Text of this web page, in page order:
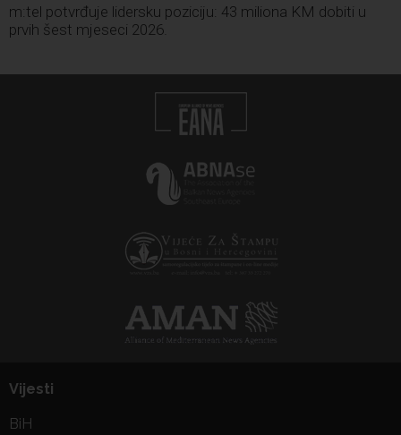
m:tel potvrđuje lidersku poziciju: 43 miliona KM dobiti u
prvih šest mjeseci 2026.
Vijesti
BiH